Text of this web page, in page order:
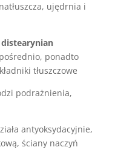
ujędrnia i
distearynian
ponadto
tłuszczowe
podrażnienia,
antyoksydacyjnie,
ściany naczyń